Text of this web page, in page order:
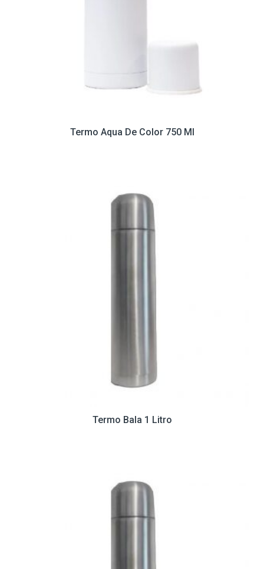
Termo Aqua De Color 750 Ml
Termo Bala 1 Litro